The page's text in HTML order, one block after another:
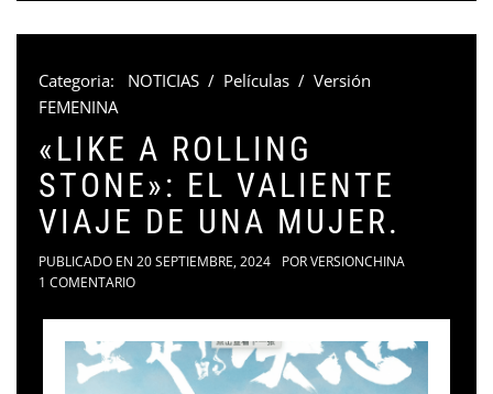
Categoria: NOTICIAS / Películas / Versión
FEMENINA
«LIKE A ROLLING
STONE»: EL VALIENTE
VIAJE DE UNA MUJER.
PUBLICADO EN 20 SEPTIEMBRE, 2024 PORVERSIONCHINA
1 COMENTARIO